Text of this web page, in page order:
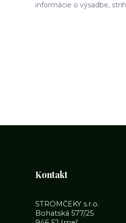
informácie o výsadbe,
Kontakt
STROMČEKY s.r.o.
Bohatská 577/25